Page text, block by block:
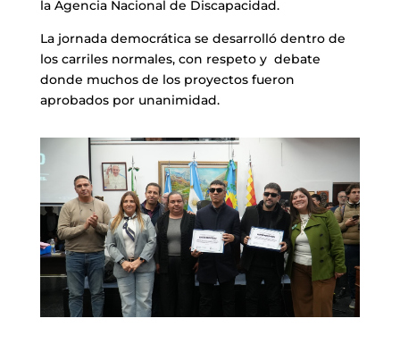
la Agencia Nacional de Discapacidad.
La jornada democrática se desarrolló dentro de
los carriles normales, con respeto y debate
donde muchos de los proyectos fueron
aprobados por unanimidad.